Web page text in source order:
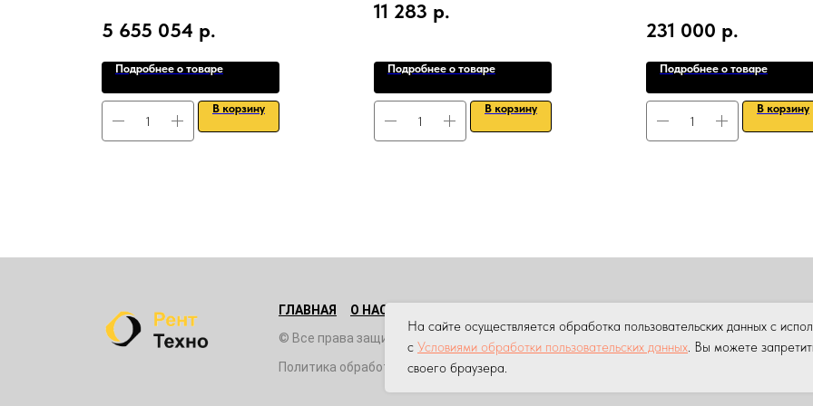
5 655 054 р.
Подробнее о товаре
В корзину
11 283 р.
Подробнее о товаре
В корзину
231 000 р.
Подробнее о товаре
В корзину
ГЛАВНАЯ О НАС
© Все права защищены. Копирование материалов данного сайта без разрешения
Политика обработки персональных данных на сайте
На сайте осуществляется обработка пользовательских данных с
с Условиями обработки пользовательских данных. Вы можете
своего браузера.